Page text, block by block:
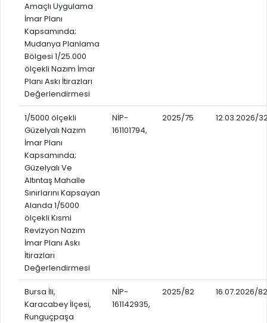
MECLİS KARARLARI
MECLİS GÜNDEMİ VE KARAR ÖZETLERİ
YAYIN / PLAN / RAPOR
STRATEJİK PLANLAR
PERFORMANS PROGRAMI
BÜTÇE
FAALİYET RAPORLARI
KESİN HESAPLAR
GELİR TARİFESİ
İMAR PLANI DEĞİŞİKLİKLERİ
UKOME TOPLANTILARI
FOTOĞRAF GALERİSİ
BURSA GÜNLÜĞÜ DERGİSİ
AYKOME KARARLARI
BURSA YAYINLARI
SEYAHAT KARTI SORGULAMA
BURSA AKADEMİ
ÜCRETSİZ WİFİ NOKTALARI
İTFAİYE RAPORU
ONLİNE KATI ATIK BAŞVURUSU
İTFAİYE OLAY KAYDI BAŞVURUSU
BADEM KAYIT
İHALE İLANLARI
DOĞRUDAN TEMİN İLANLARI
EVRAK TAKİBİ
MEZARLIK BİLGİ SİSTEMİ
GENEL EVRAK KAYIT
LOKMA DAĞITIM İZNİ BAŞVURUSU
BAĞLANTILAR
WEB - MOBIL UYGULAMALARIMIZ
Amaçlı Uygulama
İmar Planı
Kapsamında;
Mudanya Planlama
Bölgesi 1/25.000
ölçekli Nazım İmar
Planı Askı İtirazları
Değerlendirmesi
1/5000 ölçekli
Güzelyalı Nazım
İmar Planı
Kapsamında;
Güzelyalı Ve
Altıntaş Mahalle
Sınırlarını Kapsayan
Alanda 1/5000
ölçekli Kısmi
Revizyon Nazım
İmar Planı Askı
İtirazları
Değerlendirmesi
NİP-
161101794,
2025/75 12.03.2026/
Bursa İli,
Karacabey İlçesi,
Runguçpaşa
NİP-
161142935,
2025/82 16.07.2026/